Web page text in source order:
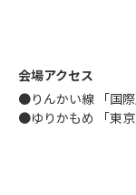
会場アクセス
●りんかい線 「国
●ゆりかもめ 「東